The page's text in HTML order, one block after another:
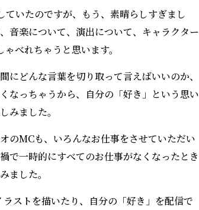
ていたのですが、もう、素晴らしすぎまし
音楽について、演出について、キャラクター
べれちゃうと思います。
どんな言葉を切り取って言えばいいのか、
なっちゃうから、自分の「好き」という思い
みました。
のMCも、いろんなお仕事をさせていただい
で一時的にすべてのお仕事がなくなったとき
した。
ストを描いたり、自分の「好き」を配信で